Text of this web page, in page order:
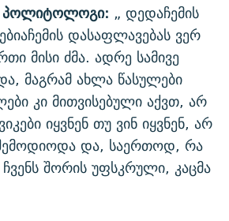
პოლიტოლოგი: „ დედაჩემის
დასაფლავებას ვერ
მისი ძმა. ადრე სამივე
მაგრამ ახლა წასულები
კი მითვისებული აქვთ, არ
იყვნენ თუ ვინ იყვნენ, არ
და, საერთოდ, რა
შორის უფსკრული, კაცმა